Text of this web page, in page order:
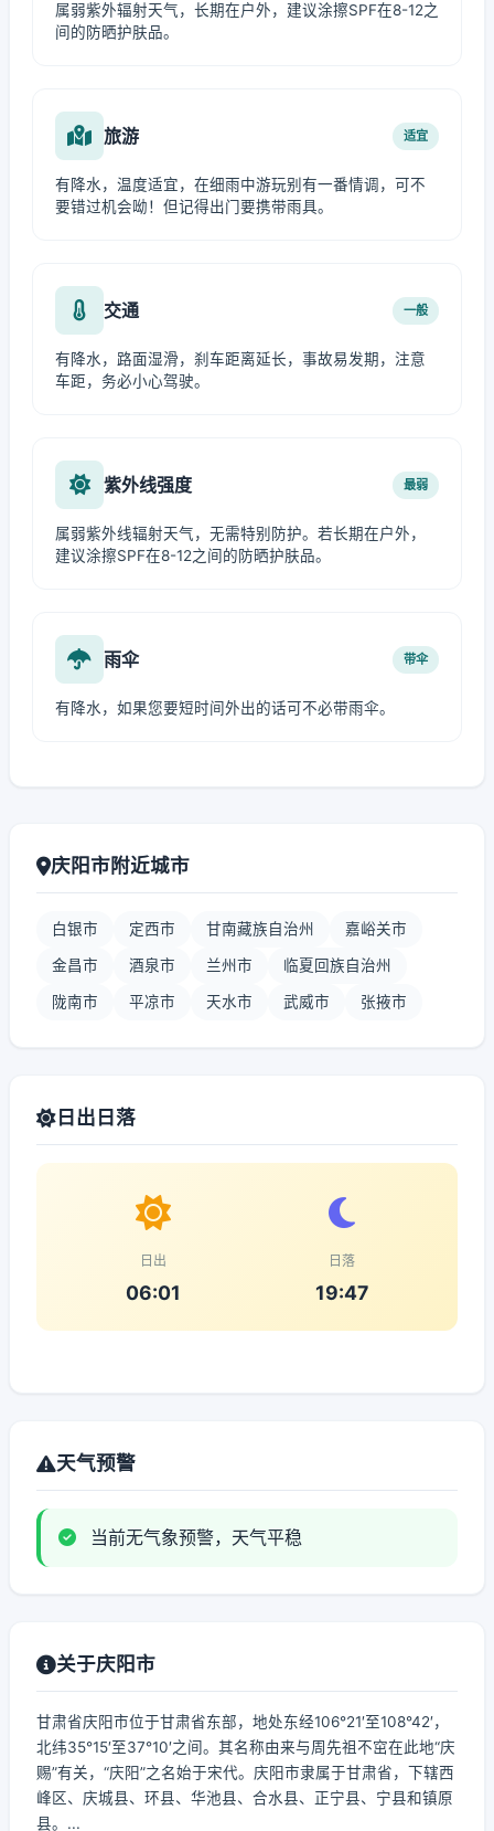
属弱紫外辐射天气，长期在户外，建议涂擦SPF在8-12之
间的防晒护肤品。
旅游 适宜
有降水，温度适宜，在细雨中游玩别有一番情调，可不
要错过机会呦！但记得出门要携带雨具。
交通 一般
有降水，路面湿滑，刹车距离延长，事故易发期，注意
车距，务必小心驾驶。
紫外线强度 最弱
属弱紫外线辐射天气，无需特别防护。若长期在户外，
建议涂擦SPF在8-12之间的防晒护肤品。
雨伞 带伞
有降水，如果您要短时间外出的话可不必带雨伞。
庆阳市附近城市
白银市 定西市 甘南藏族自治州 嘉峪关市
金昌市 酒泉市 兰州市 临夏回族自治州
陇南市 平凉市 天水市 武威市 张掖市
日出日落
日出
06:01
日落
19:47
天气预警
当前无气象预警，天气平稳
关于庆阳市
甘肃省庆阳市位于甘肃省东部，地处东经106°21′至108°42′，
北纬35°15′至37°10′之间。其名称由来与周先祖不窋在此地“庆
赐”有关，“庆阳”之名始于宋代。庆阳市隶属于甘肃省，下辖西
峰区、庆城县、环县、华池县、合水县、正宁县、宁县和镇原
县。...